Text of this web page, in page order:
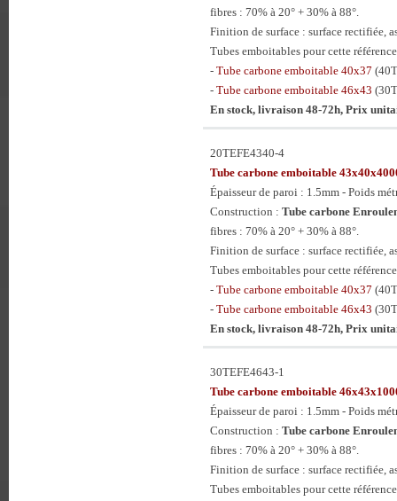
fibres : 70% à 20° + 30% à 88°.
Finition de surface : surface rectifiée,
Tubes emboitables pour cette
- Tube carbone emboitable 40x37
- Tube carbone emboitable 46x43
En stock, livraison 48-72h, Prix
20TEFE4340-4
Tube carbone emboitable
Épaisseur de paroi : 1.5mm - Poids
Construction : Tube carbone
fibres : 70% à 20° + 30% à 88°.
Finition de surface : surface rectifiée,
Tubes emboitables pour cette
- Tube carbone emboitable 40x37
- Tube carbone emboitable 46x43
En stock, livraison 48-72h, Prix
30TEFE4643-1
Tube carbone emboitable
Épaisseur de paroi : 1.5mm - Poids
Construction : Tube carbone
fibres : 70% à 20° + 30% à 88°.
Finition de surface : surface rectifiée,
Tubes emboitables pour cette